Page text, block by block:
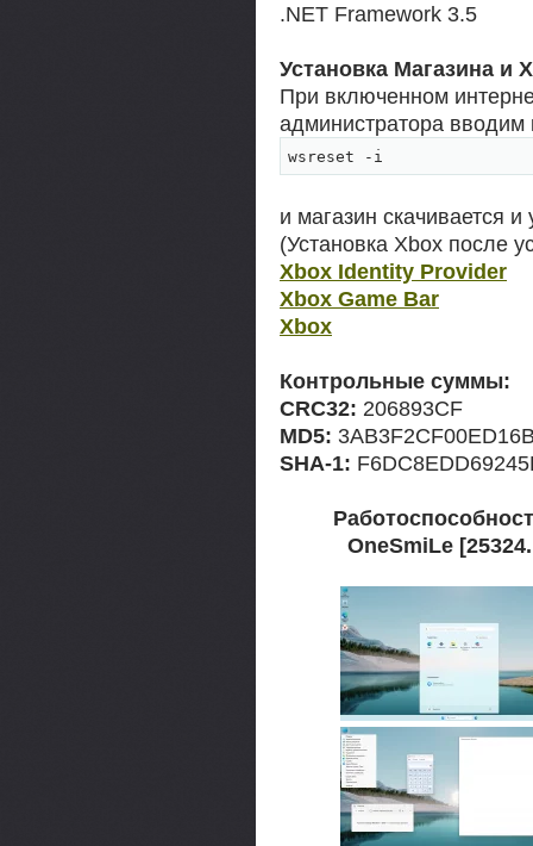
.NET Framework 3.5
Установка Магазина и
При включенном
администратора вводим
wsreset -i
и магазин скачивается
(Установка Xbox после
Xbox Identity Provider
Xbox Game Bar
Xbox
Контрольные суммы:
CRC32: 206893CF
MD5:
SHA-1:
OneSmiLe